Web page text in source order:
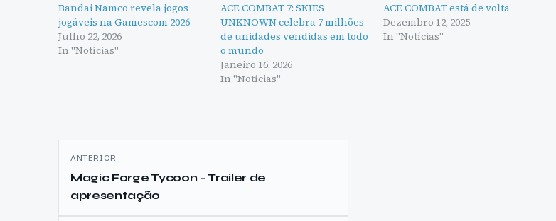
Bandai Namco revela jogos
jogáveis na Gamescom 2026
Julho 22, 2026
In "Notícias"
ACE COMBAT 7: SKIES
UNKNOWN celebra 7 milhões
de unidades vendidas em todo
o mundo
Janeiro 16, 2026
In "Notícias"
ACE COMBAT está de volta
Dezembro 12, 2025
In "Notícias"
Navegação
de
artigos
ANTERIOR
Magic Forge Tycoon – Trailer de
apresentação